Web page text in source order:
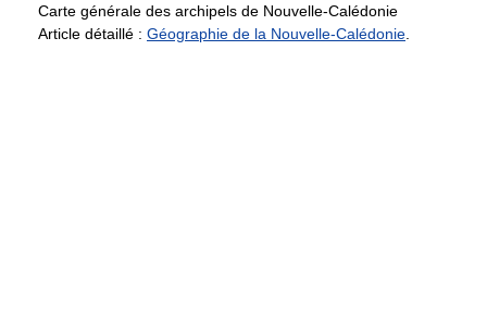
Carte générale des archipels de Nouvelle-Calédonie
Article détaillé : Géographie de la Nouvelle-Calédonie.